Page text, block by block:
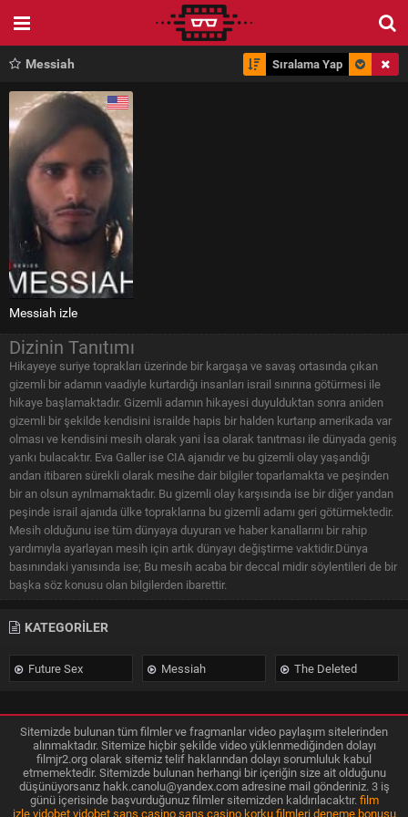
Sıralama Yap
Messiah
Messiah izle
Dizinin Tanıtımı
Hikayeye suriye toprakları üzerinde bir kargaşa ve savaş ortasında çıkan
gizemli bir adamın vaadiyle kurtardığı insanları israil sınırına götürmesi ile
hikaye başlamaktadır. Gizemli adamın hikayesi duyulduktan sonra aniden
gizemli bir şekilde kendisini israilde hapis bir halden kurtarıp amerikada var
olması ve kendisini mesih olarak yani İsa olarak tanıtması ile dünyada geniş
yankı bulacaktır. Eva Galler ise CIA ajanıdır ve bu gizemli olay yaşandığı
andan itibaren sürekli olarak mesihe dair bilgiler toparlamakta ve peşinden
bir an olsun ayrılmamaktadır. Bu gizemli olay karşısında ise bir diğer yandan
peşinde israil ajanıda ülke topraklarına bu gizemli adamı geri götürmektedir.
Mesih olduğunu ise tüm dünyaya duyuran ve haber kanallarını bir rahip
yardımıyla ayarlayan mesih için artık dünyayı değiştirme vaktidir.Dünya
basınındaki yanısında ise; Bu mesih acaba bir deccal midir söylentileri de bir
başka söz konusu olan bilgilerden ibarettir.
KATEGORİLER
Future Sex Messiah The Deleted
Sitemizde bulunan tüm filmler ve fragmanlar video paylaşım sitelerinden
alınmaktadır. Sitemize hiçbir şekilde video yüklenmediğinden dolayı
filmjr2.org olarak sitemiz telif haklarından dolayı sorumluluk kabul
etmemektedir. Sitemizde bulunan herhangi bir içeriğin size ait olduğunu
düşünüyorsanız hakk.canolu@yandex.comadresine mail gönderiniz. 3 iş
günü içerisinde başvurduğunuz filmler sitemizden kaldırılacaktır. film
izle vidobet vidobet şans casino şans casino korku filmleri deneme bonusu